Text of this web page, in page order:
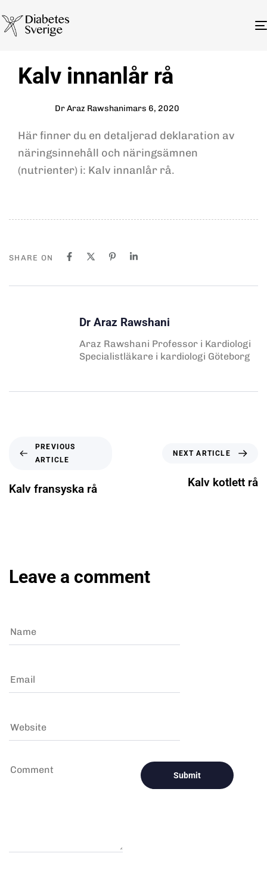
IN:
Kalv innanlår rå
Dr Araz Rawshani
on:
mars 6, 2020
Här finner du en detaljerad deklaration av
näringsinnehåll och näringsämnen
(nutrienter) i: Kalv innanlår rå.
SHARE ON
Dr Araz Rawshani
Araz Rawshani Professor i Kardiologi
Specialistläkare i kardiologi Göteborg
PREVIOUS
ARTICLE
Kalv fransyska rå
NEXT ARTICLE
Kalv kotlett rå
Leave a comment